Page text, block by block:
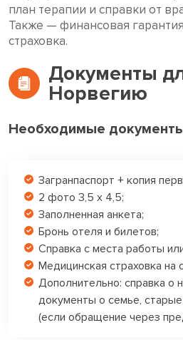
план терапии и справки от
Также — финансовая
страховка.
Документы
Норвегию
Необходимые
Загранпаспорт + копия
2 фото 3,5 х 4,5;
Заполненная анкета;
Бронь отеля и билетов;
Справка с места работы
Медицинская страховка
Дополнительно: справка о
документы о семье,
(если обращение через